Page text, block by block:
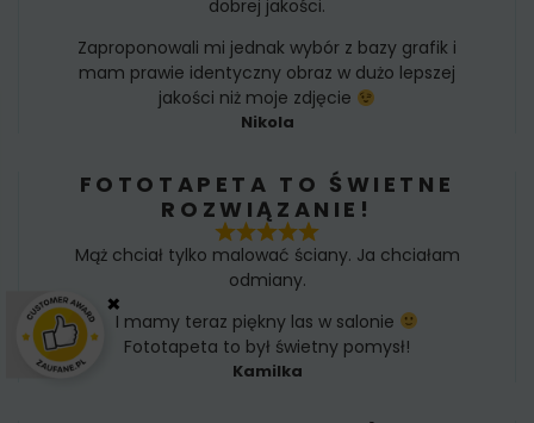
dobrej jakości.
Zaproponowali mi jednak wybór z bazy grafik i
mam prawie identyczny obraz w dużo lepszej
jakości niż moje zdjęcie
Nikola
FOTOTAPETA TO ŚWIETNE
ROZWIĄZANIE!
Mąż chciał tylko malować ściany. Ja chciałam
odmiany.
I mamy teraz piękny las w salonie
Fototapeta to był świetny pomysł!
Kamilka
×